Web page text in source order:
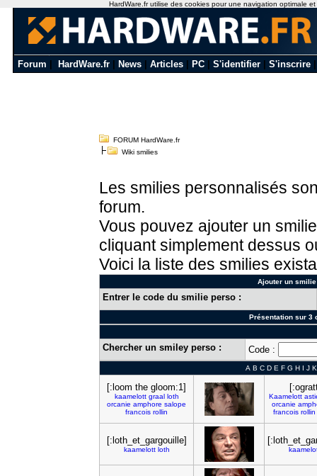
Forum HardWare.fr News Articles PC S'identifier S'inscrire
FORUM HardWare.fr
Wiki smilies
Les smilies personnalisés
forum.
Vous pouvez ajouter un
cliquant simplement dessus
Voici la liste des smilies
Ajouter un
Entrer le code du smilie perso :
Présentation sur 3
Chercher un smiley perso : Code :
A B C D E F G H I J K
[:loom the gloom:1]
kaamelott graal loth
orcanie amphore salope
francois rollin
Kaamelott
orcanie
francois rollin
[:loth_et_gargouille]
kaamelott loth
HardWare.fr utilise des cookies pour une navigation optimale